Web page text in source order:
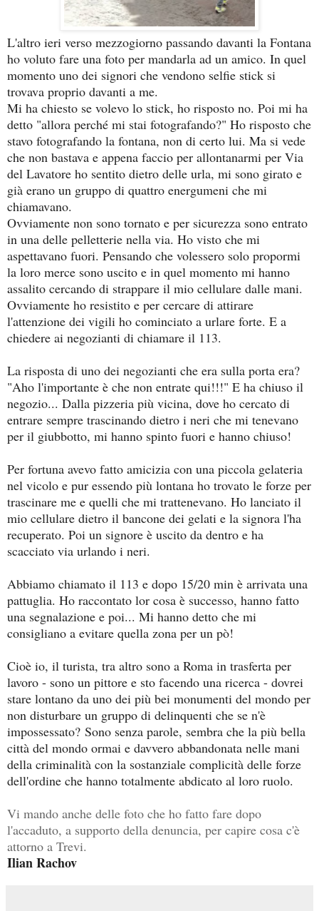
L'altro ieri verso mezzogiorno passando davanti la Fontana
ho voluto fare una foto per mandarla ad un amico. In quel
momento uno dei signori che vendono selfie stick si
trovava proprio davanti a me.
Mi ha chiesto se volevo lo stick, ho risposto no. Poi mi ha
detto "allora perché mi stai fotografando?" Ho risposto che
stavo fotografando la fontana, non di certo lui. Ma si vede
che non bastava e appena faccio per allontanarmi per Via
del Lavatore ho sentito dietro delle urla, mi sono girato e
già erano un gruppo di quattro energumeni che mi
chiamavano.
Ovviamente non sono tornato e per sicurezza sono entrato
in una delle pelletterie nella via. Ho visto che mi
aspettavano fuori. Pensando che volessero solo propormi
la loro merce sono uscito e in quel momento mi hanno
assalito cercando di strappare il mio cellulare dalle mani.
Ovviamente ho resistito e per cercare di attirare
l'attenzione dei vigili ho cominciato a urlare forte. E a
chiedere ai negozianti di chiamare il 113.
La risposta di uno dei negozianti che era sulla porta era?
"Aho l'importante è che non entrate qui!!!" E ha chiuso il
negozio... Dalla pizzeria più vicina, dove ho cercato di
entrare sempre trascinando dietro i neri che mi tenevano
per il giubbotto, mi hanno spinto fuori e hanno chiuso!
Per fortuna avevo fatto amicizia con una piccola gelateria
nel vicolo e pur essendo più lontana ho trovato le forze per
trascinare me e quelli che mi trattenevano. Ho lanciato il
mio cellulare dietro il bancone dei gelati e la signora l'ha
recuperato. Poi un signore è uscito da dentro e ha
scacciato via urlando i neri.
Abbiamo chiamato il 113 e dopo 15/20 min è arrivata una
pattuglia. Ho raccontato lor cosa è successo, hanno fatto
una segnalazione e poi... Mi hanno detto che mi
consigliano a evitare quella zona per un pò!
Cioè io, il turista, tra altro sono a Roma in trasferta per
lavoro - sono un pittore e sto facendo una ricerca - dovrei
stare lontano da uno dei più bei monumenti del mondo per
non disturbare un gruppo di delinquenti che se n'è
impossessato? Sono senza parole, sembra che la più bella
città del mondo ormai e davvero abbandonata nelle mani
della criminalità con la sostanziale complicità delle forze
dell'ordine che hanno totalmente abdicato al loro ruolo.
Vi mando anche delle foto che ho fatto fare dopo
l'accaduto, a supporto della denuncia, per capire cosa c'è
attorno a Trevi.
Ilian Rachov